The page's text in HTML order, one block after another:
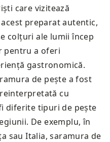
care vizitează
preparat autentic,
colțuri ale lumii încep
pentru a oferi
gastronomică.
de pește a fost
cu
diferite tipuri de pește
De exemplu, în
sau Italia, saramura de